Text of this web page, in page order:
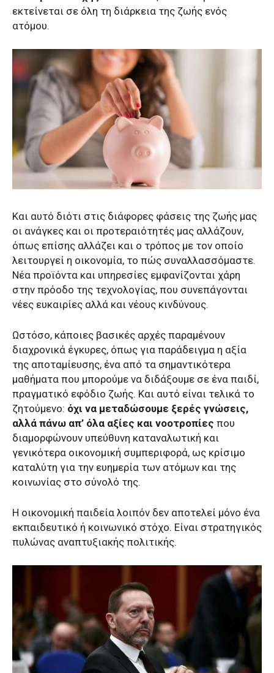
εκτείνεται σε όλη τη διάρκεια της ζωής ενός
ατόμου.
Και αυτό διότι στις διάφορες φάσεις της ζωής μας
οι ανάγκες και οι προτεραιότητές μας αλλάζουν,
όπως επίσης αλλάζει και ο τρόπος με τον οποίο
λειτουργεί η οικονομία, το πώς συναλλασσόμαστε.
Νέα προϊόντα και υπηρεσίες εμφανίζονται χάρη
στην πρόοδο της τεχνολογίας, που συνεπάγονται
νέες ευκαιρίες αλλά και νέους κινδύνους.
Ωστόσο, κάποιες βασικές αρχές παραμένουν
διαχρονικά έγκυρες, όπως για παράδειγμα η αξία
της αποταμίευσης, ένα από τα σημαντικότερα
μαθήματα που μπορούμε να διδάξουμε σε ένα παιδί,
πραγματικό εφόδιο ζωής. Και αυτό είναι τελικά το
ζητούμενο: όχι να μεταδώσουμε ξερές γνώσεις,
αλλά πάνω απ’ όλα αξίες και νοοτροπίες που
διαμορφώνουν υπεύθυνη καταναλωτική και
γενικότερα οικονομική συμπεριφορά, ως κρίσιμο
καταλύτη για την ευημερία των ατόμων και της
κοινωνίας στο σύνολό της.
Η οικονομική παιδεία λοιπόν δεν αποτελεί μόνο ένα
εκπαιδευτικό ή κοινωνικό στόχο. Είναι στρατηγικός
πυλώνας αναπτυξιακής πολιτικής.